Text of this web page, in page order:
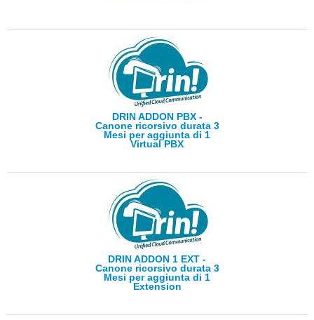
DRIN ADDON PBX -
Canone ricorsivo durata 3
Mesi per aggiunta di 1
Virtual PBX
DRIN ADDON 1 EXT -
Canone ricorsivo durata 3
Mesi per aggiunta di 1
Extension